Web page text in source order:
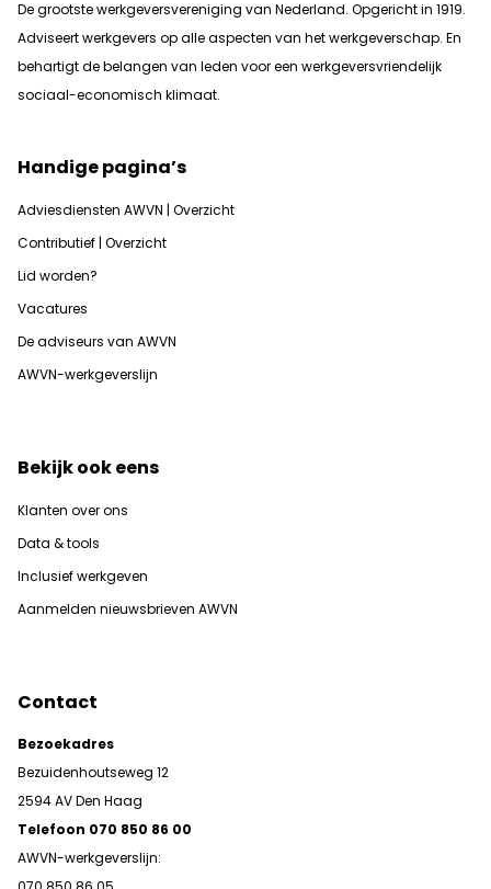
De grootste werkgeversvereniging van Nederland. Opgericht in 1919.
Adviseert werkgevers op alle aspecten van het werkgeverschap. En
behartigt de belangen van leden voor een werkgeversvriendelijk
sociaal-economisch klimaat.
Handige pagina’s
Adviesdiensten AWVN | Overzicht
Contributief | Overzicht
Lid worden?
Vacatures
De adviseurs van AWVN
AWVN-werkgeverslijn
Bekijk ook eens
Klanten over ons
Data & tools
Inclusief werkgeven
Aanmelden nieuwsbrieven AWVN
Contact
Bezoekadres
Bezuidenhoutseweg 12
2594 AV Den Haag
Telefoon 070 850 86 00
AWVN-werkgeverslijn: